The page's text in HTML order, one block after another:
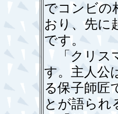
でコンビの
おり、先に
です。
「クリス
す。主人公
る保子師匠
とが語られ